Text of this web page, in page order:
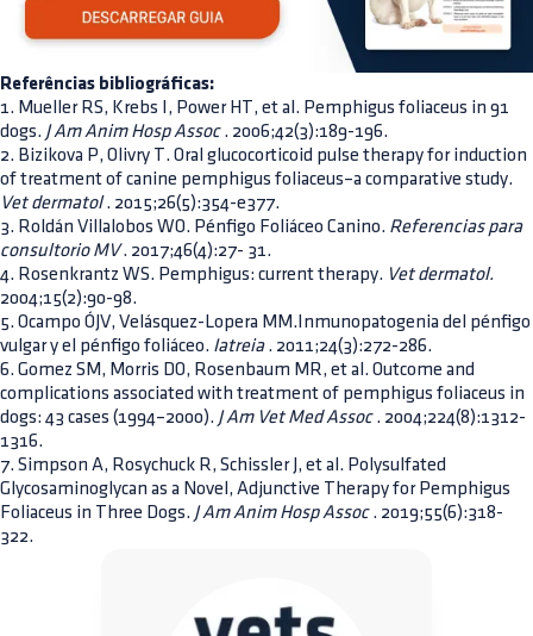
Referências bibliográficas:
1. Mueller RS, Krebs I, Power HT, et al. Pemphigus foliaceus in 91
dogs. J Am Anim Hosp Assoc. 2006;42(3):189-196.
2. Bizikova P, Olivry T. Oral glucocorticoid pulse therapy for induction
of treatment of canine pemphigus foliaceus–a comparative study.
Vet dermatol. 2015;26(5):354-e377.
3. Roldán Villalobos WO. Pénfigo Foliáceo Canino. Referencias para
consultorio MV. 2017;46(4):27- 31.
4. Rosenkrantz WS. Pemphigus: current therapy. Vet dermatol.
2004;15(2):90-98.
5. Ocampo ÓJV, Velásquez-Lopera MM.Inmunopatogenia del pénfigo
vulgar y el pénfigo foliáceo. Iatreia. 2011;24(3):272-286.
6. Gomez SM, Morris DO, Rosenbaum MR, et al. Outcome and
complications associated with treatment of pemphigus foliaceus in
dogs: 43 cases (1994–2000). J Am Vet Med Assoc. 2004;224(8):1312-
1316.
7. Simpson A, Rosychuck R, Schissler J, et al. Polysulfated
Glycosaminoglycan as a Novel, Adjunctive Therapy for Pemphigus
Foliaceus in Three Dogs. J Am Anim Hosp Assoc. 2019;55(6):318-
322.